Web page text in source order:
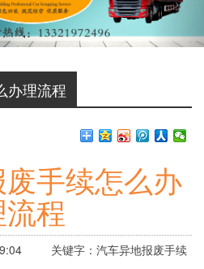
办理流程
手续怎么办
程
关键字：汽车异地报废手续